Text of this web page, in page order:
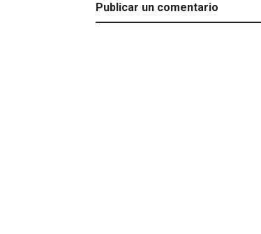
Publicar un comentario